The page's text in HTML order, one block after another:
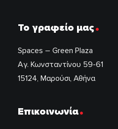
Το γραφείο μας.
Spaces – Green Plaza
Αγ. Κωνσταντίνου 59-61
15124, Μαρούσι, Αθήνα
Επικοινωνία.